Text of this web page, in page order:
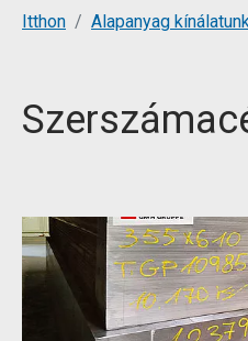
You are here:
Itthon Alapanyag kínálatunk